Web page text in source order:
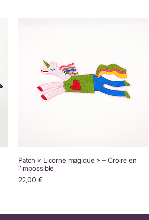
Patch « Licorne magique » – Croire en
l’impossible
Prix
22,00 €